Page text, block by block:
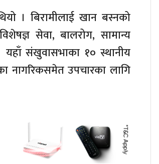
। बिरामीलाई खान बस्नको
सेवा, बालरोग, सामान्य
यहाँ संखुवासभाका १० स्थानीय
नागरिकसमेत उपचारका लागि